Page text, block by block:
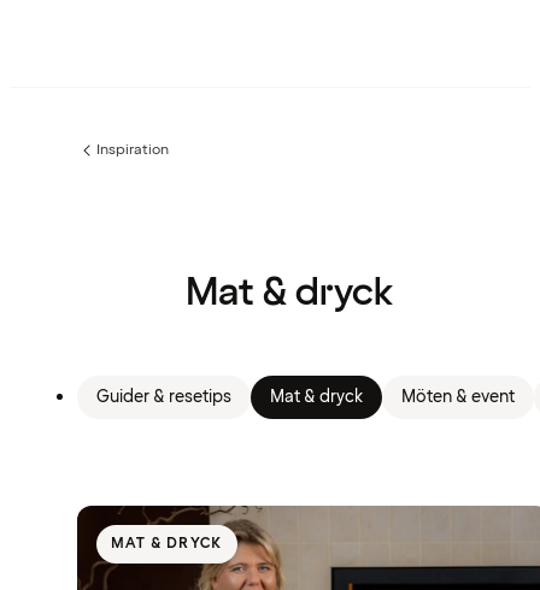
Föregående
Inspiration
Mat & dryck
Guider & resetips Mat & dryck Möten & event
MAT & DRYCK